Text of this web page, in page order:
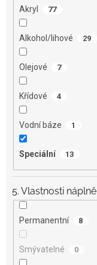
Akryl 77
Alkohol/lihové 29
Olejové 7
Křídové 4
Vodní báze 1
Speciální 13
5. Vlastnosti náplně
Permanentní 8
Smývatelné 0